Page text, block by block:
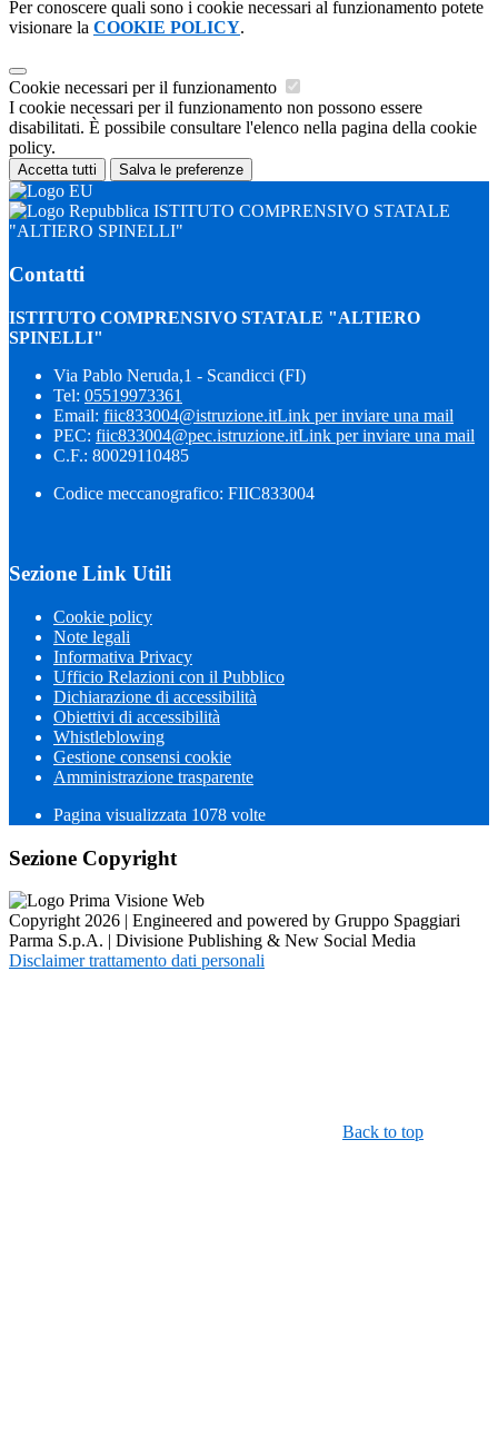
Per conoscere quali sono i cookie necessari al funzionamento potete
visionare la COOKIE POLICY.
Cookie necessari per il funzionamento
I cookie necessari per il funzionamento non possono essere
disabilitati. È possibile consultare l'elenco nella pagina della cookie
policy.
Accetta tutti Salva le preferenze
ISTITUTO COMPRENSIVO STATALE
"ALTIERO SPINELLI"
Contatti
ISTITUTO COMPRENSIVO STATALE "ALTIERO
SPINELLI"
Via Pablo Neruda,1 - Scandicci (FI)
Tel: 05519973361
Email: fiic833004@istruzione.itLink per inviare una mail
PEC: fiic833004@pec.istruzione.itLink per inviare una mail
C.F.: 80029110485
Codice meccanografico: FIIC833004
Sezione Link Utili
Cookie policy
Note legali
Informativa Privacy
Ufficio Relazioni con il Pubblico
Dichiarazione di accessibilità
Obiettivi di accessibilità
Whistleblowing
Gestione consensi cookie
Amministrazione trasparente
Pagina visualizzata 1078 volte
Sezione Copyright
Copyright 2026 | Engineered and powered by Gruppo Spaggiari
Parma S.p.A. | Divisione Publishing & New Social Media
Disclaimer trattamento dati personali
Back to top